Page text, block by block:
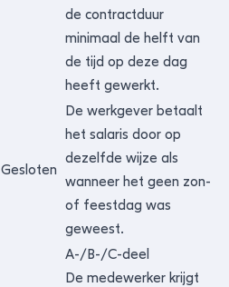
de contractduur
minimaal de helft van
de tijd op deze dag
heeft gewerkt.
Gesloten
De werkgever betaalt
het salaris door op
dezelfde wijze als
wanneer het geen zon-
of feestdag was
geweest.
A-/B-/C-deel
De medewerker krijgt